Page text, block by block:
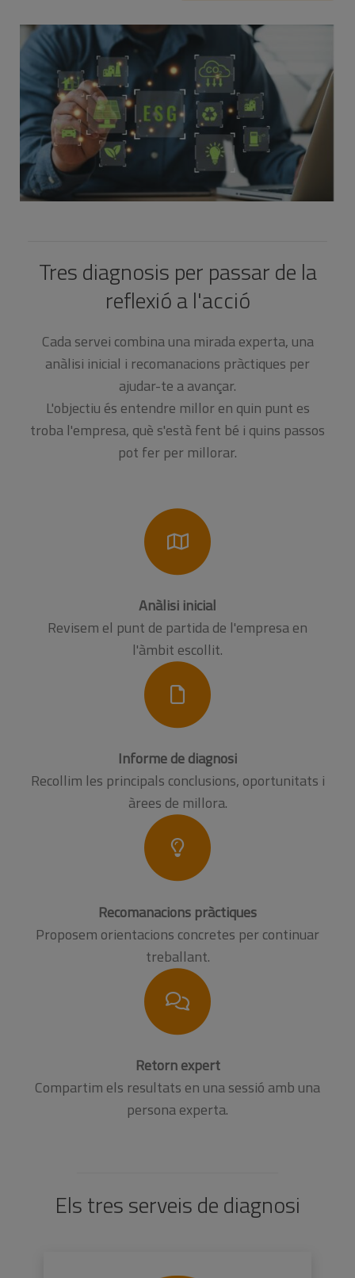
Tres diagnosis per passar de la
reflexió a l'acció
Cada servei combina una mirada experta, una
anàlisi inicial i recomanacions pràctiques per
ajudar-te a avançar.
L'objectiu és entendre millor en quin punt es
troba l'empresa, què s'està fent bé i quins passos
pot fer per millorar.
Anàlisi inicial
Revisem el punt de partida de l'empresa en
l'àmbit escollit.
Informe de diagnosi
Recollim les principals conclusions, oportunitats i
àrees de millora.
Recomanacions pràctiques
Proposem orientacions concretes per continuar
treballant.
Retorn expert
Compartim els resultats en una sessió amb una
persona experta.
Els tres serveis de diagnosi